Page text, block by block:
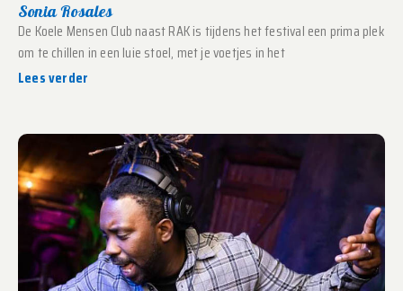
Sonia Rosales
De Koele Mensen Club naast RAK is tijdens het festival een prima plek
om te chillen in een luie stoel, met je voetjes in het
Lees verder